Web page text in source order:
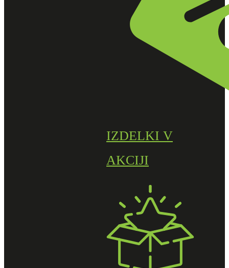
IZDELKI V
AKCIJI